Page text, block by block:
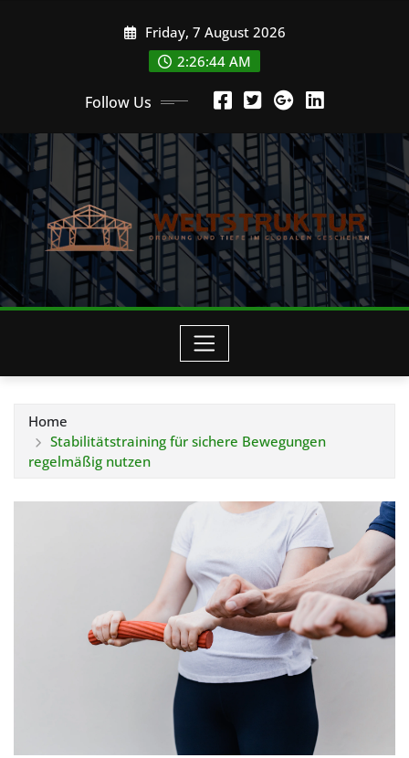
Friday, 7 August 2026
2:26:45 AM
Follow Us
Home
Stabilitätstraining für sichere Bewegungen
regelmäßig nutzen